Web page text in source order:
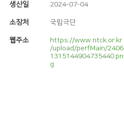
생산일 2024-07-04
소장처 국립극단
웹주소
https://www.ntck.or.kr
/upload/perfMain/2406
1315144904735440.pn
g